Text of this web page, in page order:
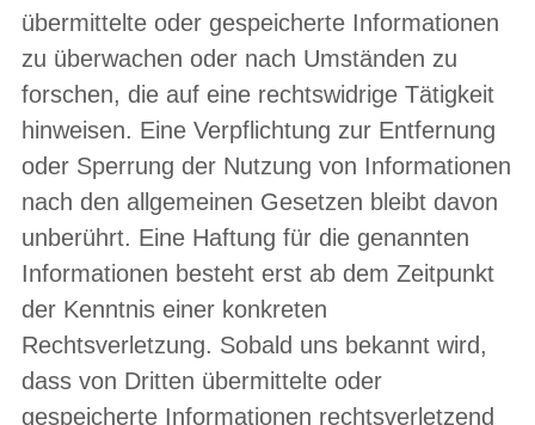
übermittelte oder gespeicherte Informationen
zu überwachen oder nach Umständen zu
forschen, die auf eine rechtswidrige Tätigkeit
hinweisen. Eine Verpflichtung zur Entfernung
oder Sperrung der Nutzung von Informationen
nach den allgemeinen Gesetzen bleibt davon
unberührt. Eine Haftung für die genannten
Informationen besteht erst ab dem Zeitpunkt
der Kenntnis einer konkreten
Rechtsverletzung. Sobald uns bekannt wird,
dass von Dritten übermittelte oder
gespeicherte Informationen rechtsverletzend